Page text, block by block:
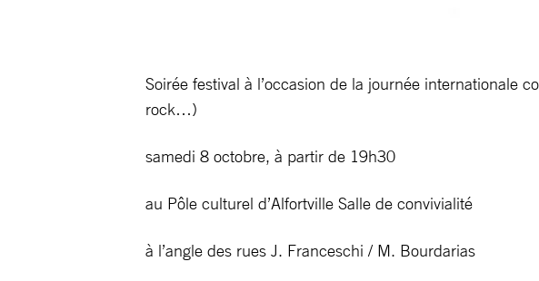
Soirée festival à l’occasion de la journée internationale
rock…)
samedi 8 octobre, à partir de 19h30
au Pôle culturel d’Alfortville Salle de convivialité
à l’angle des rues J. Franceschi / M. Bourdarias